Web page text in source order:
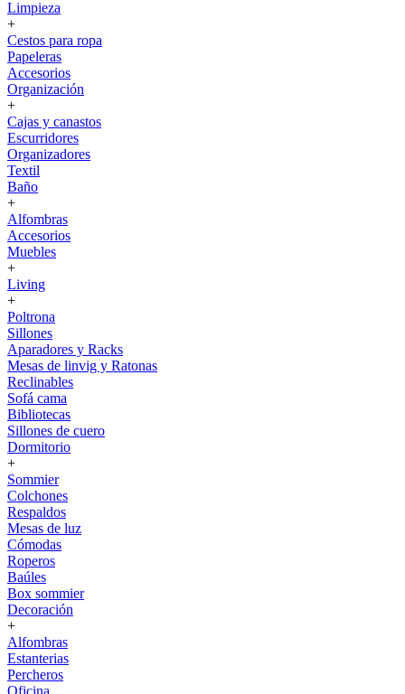
Limpieza
+
Cestos para ropa
Papeleras
Accesorios
Organización
+
Cajas y canastos
Escurridores
Organizadores
Textil
Baño
+
Alfombras
Accesorios
Muebles
+
Living
+
Poltrona
Sillones
Aparadores y Racks
Mesas de linvig y Ratonas
Reclinables
Sofá cama
Bibliotecas
Sillones de cuero
Dormitorio
+
Sommier
Colchones
Respaldos
Mesas de luz
Cómodas
Roperos
Baúles
Box sommier
Decoración
+
Alfombras
Estanterias
Percheros
Oficina